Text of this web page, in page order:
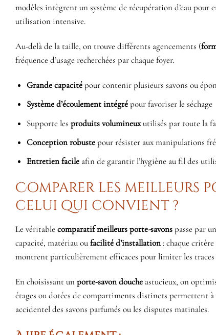
modèles intègrent un système de récupération d’eau pour
utilisation intensive.
Au-delà de la taille, on trouve différents agencements (
fréquence d’usage recherchées par chaque foyer.
Grande capacitépour contenir plusieurs savons ou
Système d’écoulement intégrépour favoriser le séchage
Supporte lesproduits volumineuxutilisés par toute la
Conception robustepour résister aux manipulations
Entretien facile afin de garantir l’hygiène au fil des
Comparer les meilleurs
celui qui convient ?
Le véritable comparatif meilleurs porte-savonspasse par
capacité, matériau oufacilité d’installation : chaque
montrent particulièrement efficaces pour limiter les
En choisissant un porte-savon douche astucieux, on
étages ou dotées de compartiments distincts permettent
accidentel des savons parfumés ou les disputes matinales.